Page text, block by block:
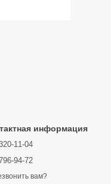
информация
11-04
94-72
вам?